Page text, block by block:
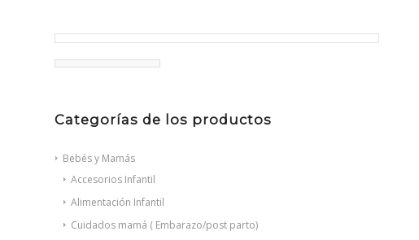
Categorías de los productos
Bebés y Mamás
Accesorios Infantil
Alimentación Infantil
Cuidados mamá ( Embarazo/post parto)